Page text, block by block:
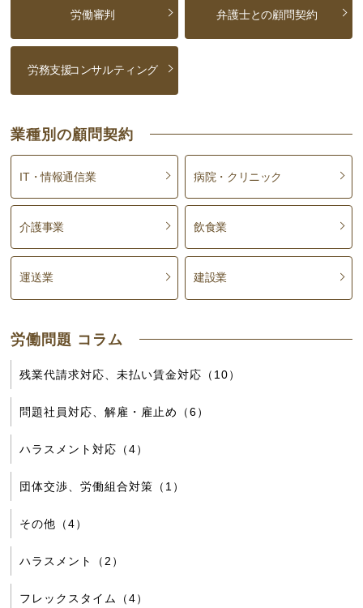
労働審判 弁護士との顧問契約
労務支援コンサルティング
業種別の顧問契約
IT・情報通信業 病院・クリニック
介護事業 飲食業
運送業 建設業
労働問題 コラム
残業代請求対応、未払い賃金対応（10）
問題社員対応、解雇・雇止め（6）
ハラスメント対応（4）
団体交渉、労働組合対策（1）
その他（4）
ハラスメント（2）
フレックスタイム（4）